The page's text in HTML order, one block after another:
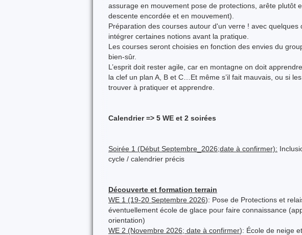
assurage en mouvement pose de protections, arête plutôt
descente encordée et en mouvement).
Préparation des courses autour d'un verre ! avec
intégrer certaines notions avant la pratique.
Les courses seront choisies en fonction des envies du
bien-sûr.
L’esprit doit rester agile, car en montagne on doit
la clef un plan A, B et C…Et même s’il fait mauvais, ou si
trouver à pratiquer et apprendre.
Calendrier => 5 WE et 2 soirées
Soirée 1 (Début Septembre_2026;date à confirmer):
cycle / calendrier précis
Découverte et formation terrain
WE 1 (19-20 Septembre 2026): Pose de Protections et
éventuellement école de glace pour faire connaissance
orientation)
WE 2 (Novembre 2026; date à confirmer): École de neige